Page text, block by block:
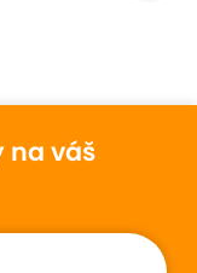
na váš